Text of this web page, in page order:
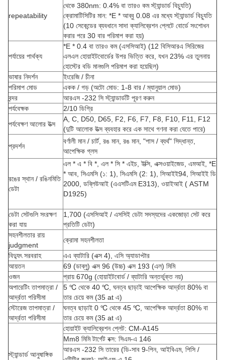
repeatability
থেকে 380nm: 0.4% বা তারও কম স্ট্যান্ডার্ড বিচ্যুতি)
ক্রোমাটিসিটির মান: *E * আব্বু 0.08 এর মধ্যে স্ট্যান্ডার্ড বিচ্যুতি
(10 সেকেন্ডের ব্যবধানে সাদা ক্যালিব্রেশন প্লেটে বোর্ডে সংশোধন
করার পরে 30 বার পরিমাপ করা হয়)
পর্যায়ের পার্থক্য
*E * 0.4 বা তারও কম (এসসিআই) (12 বিসিআরএ সিরিজের
এলএল হোয়াইটবোর্ডের উপর ভিত্তি করে, যখন 23% এর তুলনায়
হোস্টের বডি মানগুলি পরিমাপ করা হয়েছিল)
ভাষার নিদর্শন
ইংরেজি / চীনা
পরিমাপ মোড
একক / গড় (অটো মোড: 1-8 বার / ম্যানুয়াল মোড)
বন্দর
আরএস -232 সি স্ট্যান্ডার্ডটি পূরণ করুন
পর্যবেক্ষক
2/10 ডিগ্রি
পর্যবেক্ষণ আলোর উত্স
A, C, D50, D65, F2, F6, F7, F8, F10, F11, F12
(দুটি আলোক উত্স ব্যবহার করে এক সাথে গণনা করা যেতে পারে)
প্রদর্শন
বর্ণালী মান / চার্ট, রঙ মান, রঙ মান, "পাস / ব্যর্থ" সিদ্ধান্ত,
আপেক্ষিক গ্লস
রঙের স্থান / রঙিনমিতি
ডেটা
এল * এ * বি *, এল * সি * এইচ, ইক্সি, এক্সওয়াইজেড, এমআই, *E
* আব, সিএমসি (১: 1), সিএমসি (2: 1), সিআইই94, সিআইই ডি
2000, ডব্লিউআই (এএসটিএম E313), ওয়াইআই ( ASTM
D1925)
ডেটা সেটগুলি সংরক্ষণ
করা যায়
1,700 (এসসিআই / এসসিই ডেটা সদস্যদের একজোড়া সেট করে
প্রতিটি ডেটা)
সহনশীলতার রায়
judgment
ক্রোমা সহনশীলতা
বিদ্যুৎ সরবরাহ
এএ ব্যাটারি (এক্স 4), এসি অ্যাডাপ্টার
আয়তন
69 (ডাব্লু) এক্স 96 (উচ্চ) এক্স 193 (এল) মিমি
ওজন
প্রায় 670g (হোয়াইটবোর্ড / ব্যাটারি অন্তর্ভুক্ত নয়)
অপারেটিং তাপমাত্রা /
আর্দ্রতা পরিসীমা
5 ℃ থেকে 40 ℃, ঘনত্ব ছাড়াই আপেক্ষিক আর্দ্রতা 80% বা
তার চেয়ে কম (35 at এ)
স্টোরেজ তাপমাত্রা /
আর্দ্রতা পরিসীমা
ঘনত্ব ছাড়াই 0 ℃ থেকে 45 ℃, আপেক্ষিক আর্দ্রতা 80% বা
তার চেয়ে কম (35 at এ)
স্ট্যান্ডার্ড আনুষাঙ্গিক
হোয়াইট ক্যালিব্রেশন প্লেট: CM-A145
Mm8 মিমি টার্গেট বক্স: সিএম-এ 146
আরএস -232 সি তারের (ডি-সাব 9-পিন, আইবিএম, পিসি /